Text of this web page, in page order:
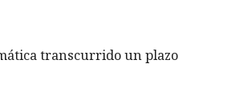
transcurrido un plazo